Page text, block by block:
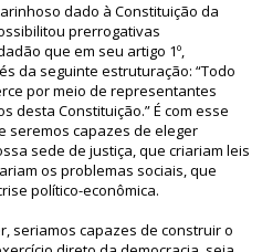
dado à Constituição da
prerrogativas
que em seu artigo 1º,
da seguinte estruturação: “Todo
por meio de representantes
desta Constituição.” É com esse
seremos capazes de eleger
sede de justiça, que criariam leis
os problemas sociais, que
político-econômica.
seriamos capazes de construir o